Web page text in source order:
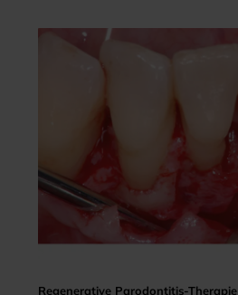
Regenerative Parodontitis-Therapie